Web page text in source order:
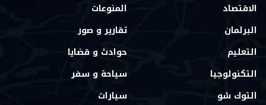
الاقتصاد
البرلمان
التعليم
التكنولوجيا
التوك شو
المنوعات
تقارير و صور
حوادث و قضايا
سياحة و سفر
سيارات